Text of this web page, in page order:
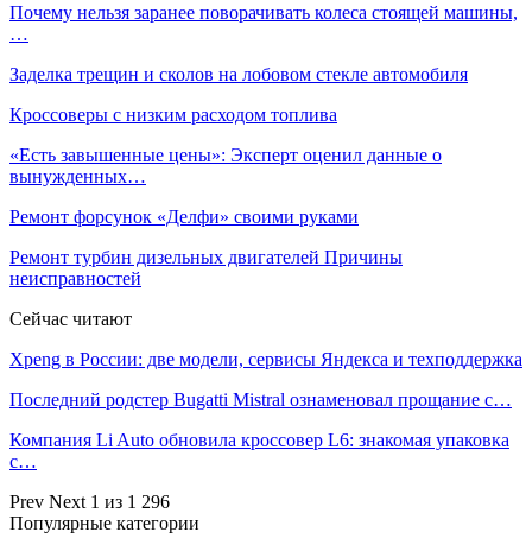
Почему нельзя заранее поворачивать колеса стоящей машины,
…
Заделка трещин и сколов на лобовом стекле автомобиля
Кроссоверы с низким расходом топлива
«Есть завышенные цены»: Эксперт оценил данные о
вынужденных…
Ремонт форсунок «Делфи» своими руками
Ремонт турбин дизельных двигателей Причины
неисправностей
Сейчас читают
Xpeng в России: две модели, сервисы Яндекса и техподдержка
Последний родстер Bugatti Mistral ознаменовал прощание с…
Компания Li Auto обновила кроссовер L6: знакомая упаковка
с…
Prev Next 1 из 1 296
Популярные категории